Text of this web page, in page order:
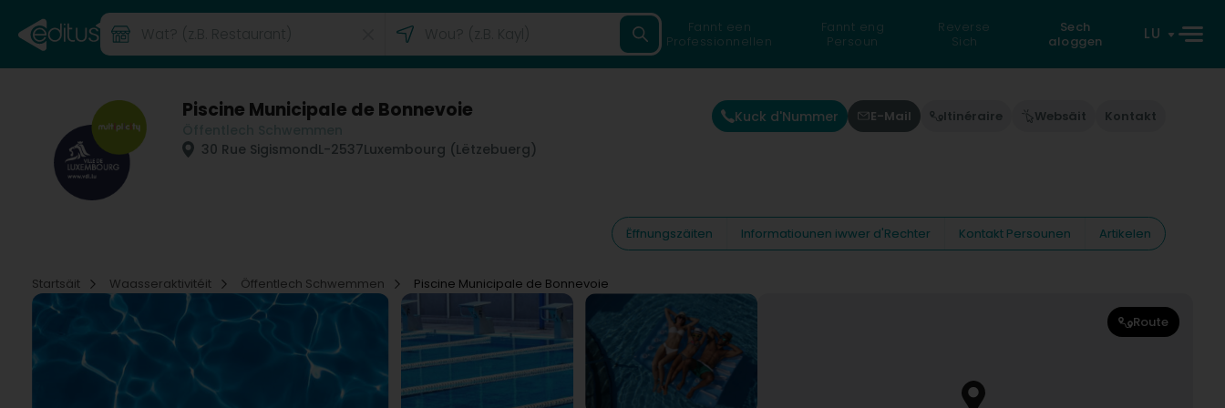
Fannt een
Professionnellen
Fannt eng
Persoun
Reverse
Sich
Sech
aloggen
LU
Piscine Municipale de Bonnevoie
30 Rue SigismondL-2537Luxembourg (Lëtzebuerg)
Kuck d'Nummer E-Mail Itinéraire Websäit Kontakt
Ëffnungszäiten Informatiounen iwwer d'Rechter Kontakt Persounen Artikelen
Startsäit Waasseraktivitéit Öffentlech Schwemmen Piscine Municipale de Bonnevoie
Route